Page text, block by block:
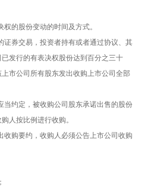
权的股份变动的时间及方式。
券交易，投资者持有或者通过协议、其
发行的有表决权股份达到百分之三十
市公司所有股东发出收购上市公司全部
当约定，被收购公司股东承诺出售的股份
人按比例进行收购。
购要约，收购人必须公告上市公司收购